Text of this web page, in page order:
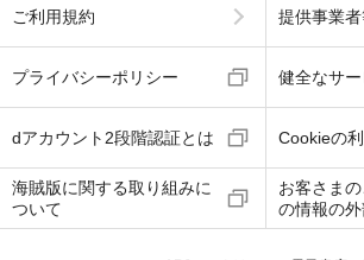
ご利用規約 提供事業
プライバシーポリシー 健全なサ
dアカウント2段階認証とは Cookieの
海賊版に関する取り組みに
ついて
お客さま
の情報の